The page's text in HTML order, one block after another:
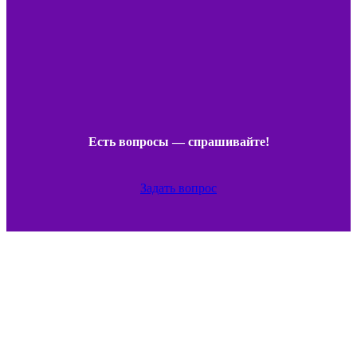
Есть вопросы — спрашивайте!
Задать вопрос